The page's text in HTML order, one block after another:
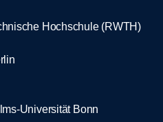
Hochschule (RWTH)
Universität Bonn